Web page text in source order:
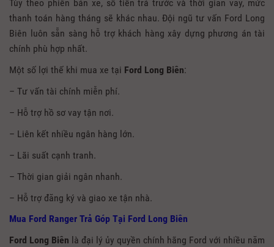
Tùy theo phiên bản xe, số tiền trả trước và thời gian vay, mức
thanh toán hàng tháng sẽ khác nhau. Đội ngũ tư vấn Ford Long
Biên luôn sẵn sàng hỗ trợ khách hàng xây dựng phương án tài
chính phù hợp nhất.
Một số lợi thế khi mua xe tại Ford Long Biên:
– Tư vấn tài chính miễn phí.
– Hỗ trợ hồ sơ vay tận nơi.
– Liên kết nhiều ngân hàng lớn.
– Lãi suất cạnh tranh.
– Thời gian giải ngân nhanh.
– Hỗ trợ đăng ký và giao xe tận nhà.
Mua Ford Ranger Trả Góp Tại Ford Long Biên
Ford Long Biên là đại lý ủy quyền chính hãng Ford với nhiều năm